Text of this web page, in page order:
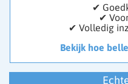
✔
✔
✔ Volledig
Bekijk hoe